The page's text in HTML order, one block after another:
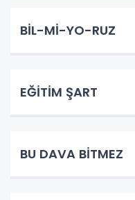
BİL-Mİ-YO-RUZ
EĞİTİM ŞART
BU DAVA BİTMEZ